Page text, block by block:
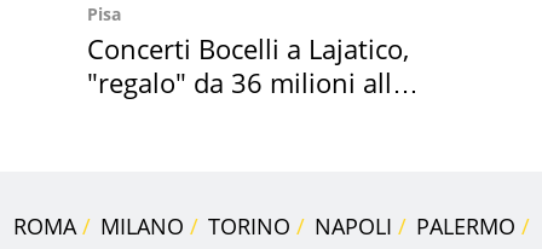
Pisa
Concerti Bocelli a Lajatico,
"regalo" da 36 milioni alla
ROMA MILANO TORINO NAPOLI
PALERMO